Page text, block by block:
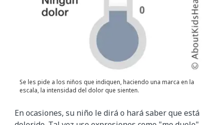
Se les pide a los niños que indiquen, haciendo una marca en la
escala, la intensidad del dolor que sienten.
En ocasiones, su niño le dirá o hará saber que está